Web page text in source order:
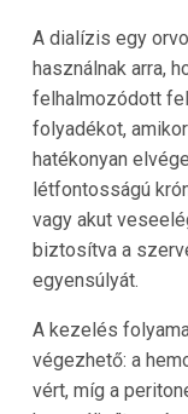
A dialízis egy
használnak arra,
felhalmozódott
folyadékot,
hatékonyan
létfontosságú
vagy akut
biztosítva a
egyensúlyát.
A kezelés
végezhető: a
vért, míg a